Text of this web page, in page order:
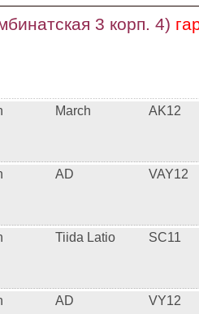
3 корп. 4)
March AK12
AD VAY12
Tiida Latio SC11
AD VY12